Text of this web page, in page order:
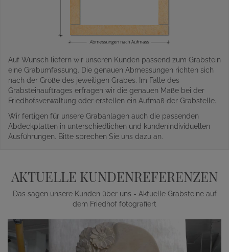
Auf Wunsch liefern wir unseren Kunden passend zum Grabstein
eine Grabumfassung. Die genauen Abmessungen richten sich
nach der Größe des jeweiligen Grabes. Im Falle des
Grabsteinauftrages erfragen wir die genauen Maße bei der
Friedhofsverwaltung oder erstellen ein Aufmaß der Grabstelle.
Wir fertigen für unsere Grabanlagen auch die passenden
Abdeckplatten in unterschiedlichen und kundenindividuellen
Ausführungen. Bitte sprechen Sie uns dazu an.
AKTUELLE KUNDENREFERENZEN
Das sagen unsere Kunden über uns - Aktuelle Grabsteine auf
dem Friedhof fotografiert